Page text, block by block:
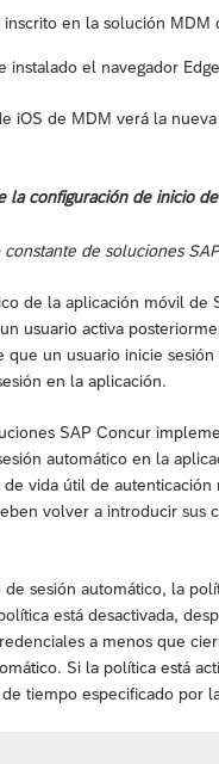
en la solución MDM
instalado el navegador Edge
iOS de MDM verá la
la configuración de inicio
de soluciones
de la aplicación móvil de
usuario activa
un usuario inicie
en la aplicación.
SAP Concur
automático en la
vida útil de
volver a introducir sus
sesión automático, la
está desactivada,
a menos que
Si la política está
tiempo especificado por